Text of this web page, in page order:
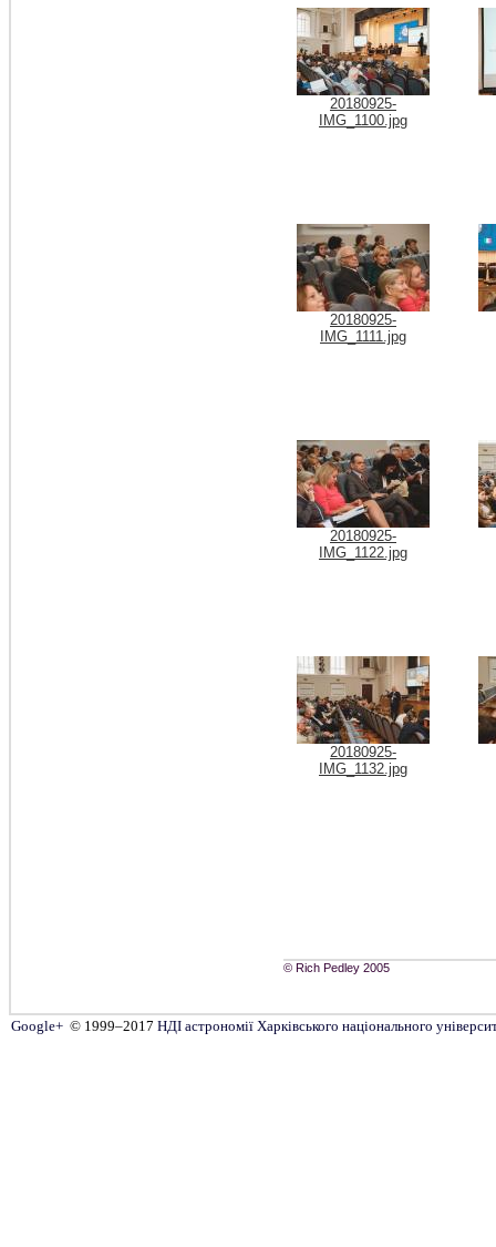
20180925-
IMG_1100.jpg
20180925-
IMG_1111.jpg
20180925-
IMG_1122.jpg
20180925-
IMG_1132.jpg
© Rich Pedley 2005
Google+ © 1999–2017 НДІ астрономії Харківського національного